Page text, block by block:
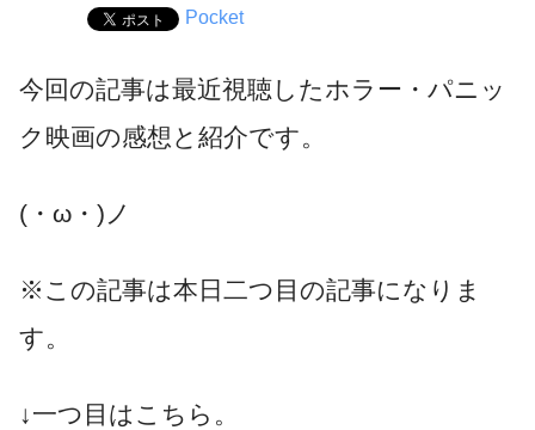
Pocket
今回の記事は最近視聴したホラー・パニッ
ク映画の感想と紹介です。
(・ω・)ノ
※この記事は本日二つ目の記事になりま
す。
↓一つ目はこちら。